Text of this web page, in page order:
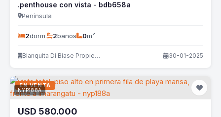
.penthouse con vista - bdb658a
Península
2dorm. 2baños 0m²
Blanquita Di Biase Propiedades 30-01-2025
EN VENTA
NYP188A
USD 580.000